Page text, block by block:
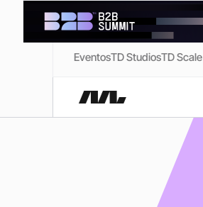
EventosTD StudiosTD Scale